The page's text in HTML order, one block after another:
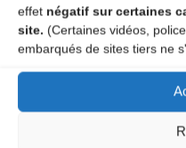
effet négatif sur certaines
site. (Certaines vidéos,
embarqués de sites tiers ne
A